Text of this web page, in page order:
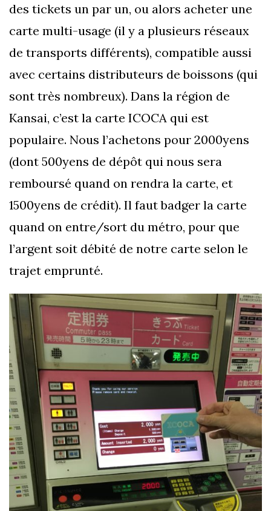
des tickets un par un, ou alors acheter une
carte multi-usage (il y a plusieurs réseaux
de transports différents), compatible aussi
avec certains distributeurs de boissons (qui
sont très nombreux). Dans la région de
Kansai, c’est la carte ICOCA qui est
populaire. Nous l’achetons pour 2000yens
(dont 500yens de dépôt qui nous sera
remboursé quand on rendra la carte, et
1500yens de crédit). Il faut badger la carte
quand on entre/sort du métro, pour que
l’argent soit débité de notre carte selon le
trajet emprunté.